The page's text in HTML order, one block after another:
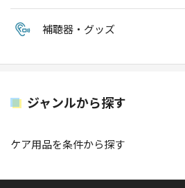
補聴器・グッズ
ジャンルから探す
ケア用品を条件から探す